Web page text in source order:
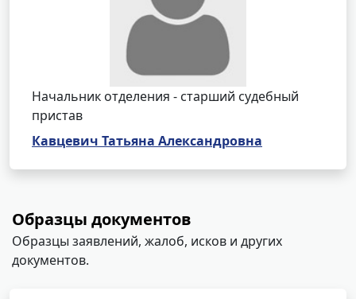
Начальник отделения - старший судебный
пристав
Кавцевич Татьяна Александровна
Образцы документов
Образцы заявлений, жалоб, исков и других
документов.